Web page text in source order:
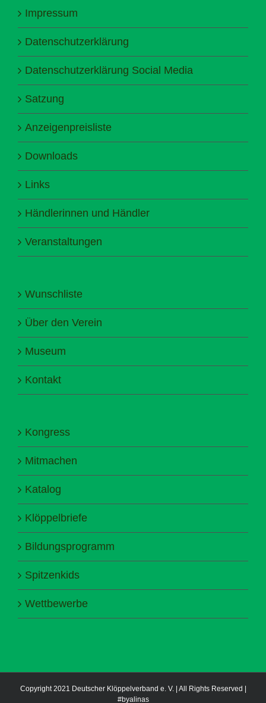
Impressum
Datenschutzerklärung
Datenschutzerklärung Social Media
Satzung
Anzeigenpreisliste
Downloads
Links
Händlerinnen und Händler
Veranstaltungen
Wunschliste
Über den Verein
Museum
Kontakt
Kongress
Mitmachen
Katalog
Klöppelbriefe
Bildungsprogramm
Spitzenkids
Wettbewerbe
Copyright 2021 Deutscher Klöppelverband e. V. | All Rights Reserved |
#byalinas